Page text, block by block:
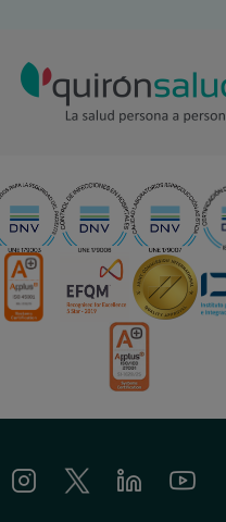
InstagramTwitter LinkedinYoutube